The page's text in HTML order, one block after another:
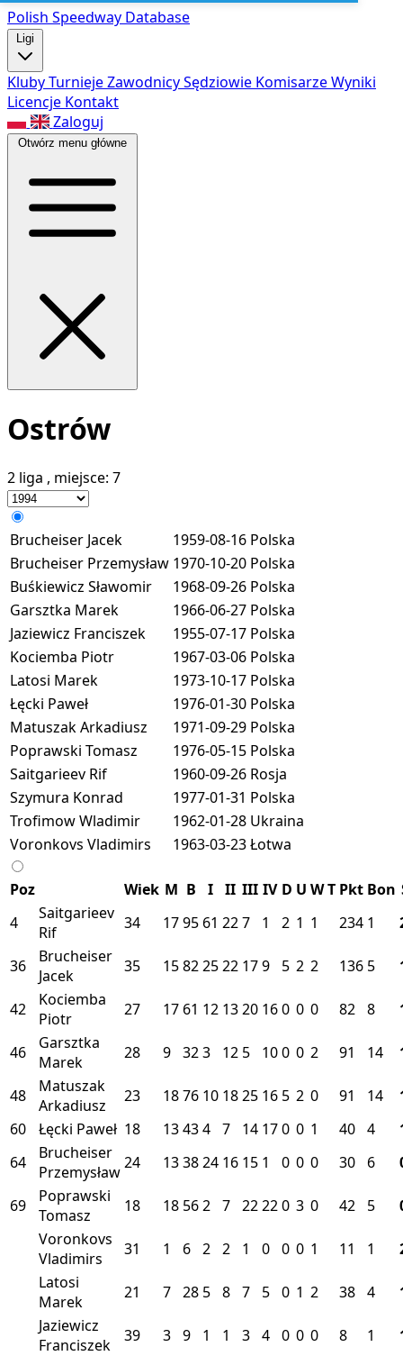
Polish Speedway Database
Ligi
KlubyTurniejeZawodnicySędziowie KomisarzeWyniki
Licencje Kontakt
Zaloguj
Otwórz menu główne
Ostrów
2 liga , miejsce: 7
Brucheiser Jacek 1959-08-16 Polska
Brucheiser Przemysław 1970-10-20 Polska
Buśkiewicz Sławomir
1968-09-26 Polska
Garsztka Marek
1966-06-27 Polska
Jaziewicz Franciszek
1955-07-17 Polska
Kociemba Piotr
1967-03-06 Polska
Latosi Marek
1973-10-17 Polska
Łęcki Paweł
1976-01-30 Polska
Matuszak Arkadiusz
1971-09-29 Polska
Poprawski Tomasz
1976-05-15 Polska
Saitgarieev Rif
1960-09-26 Rosja
Szymura Konrad
1977-01-31 Polska
Trofimow Wladimir
1962-01-28 Ukraina
Voronkovs Vladimirs
1963-03-23Łotwa
Poz Wiek M B I II III IV D U WT Pkt Bon
4
Saitgarieev
Rif
34 1795 61 227 1 2 1 1 234 1
36
Brucheiser
Jacek
35 15822522 179 5 2 2 136 5
42
Kociemba
Piotr
27 17 61 12 1320 160 0 0 82 8
46
Garsztka
Marek
28 9 323 12 5 100 0 2 91 14
48
Matuszak
Arkadiusz
23 1876 10 1825 16 5 2 0 91 14
60
Łęcki Paweł 18 13434 7 14 170 0 1 40 4
64
Brucheiser
Przemysław24 133824 16 15 1 0 0 0 30 6
69
Poprawski
Tomasz
18 18 562 7 22220 3 0 42 5
Voronkovs
Vladimirs
31 1 6 2 2 1 0 0 0 1 11 1
Latosi
Marek
21 7 28 5 8 7 5 0 1 2 38 4
Jaziewicz
Franciszek
39 3 9 1 1 3 4 0 0 0 8 1